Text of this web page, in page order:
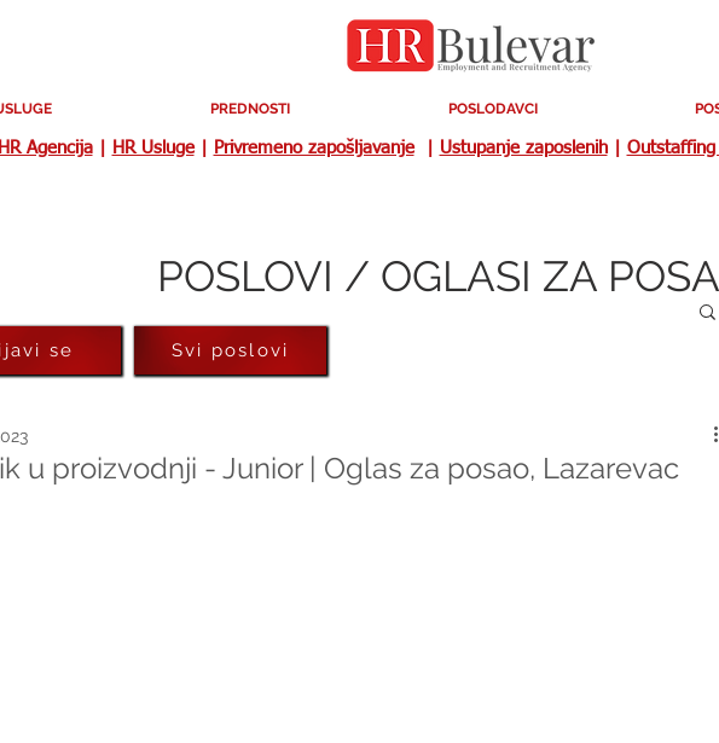
PREDNOSTI POSLODAVCI
HR Agencija| HR Usluge| Privremeno zapošljavanje| Ustupanje zaposlenih| Outstaffing
POSLOVI / OGLASI ZA
u proizvodnji - Junior | Oglas za posao, Lazarevac
se Svi poslovi